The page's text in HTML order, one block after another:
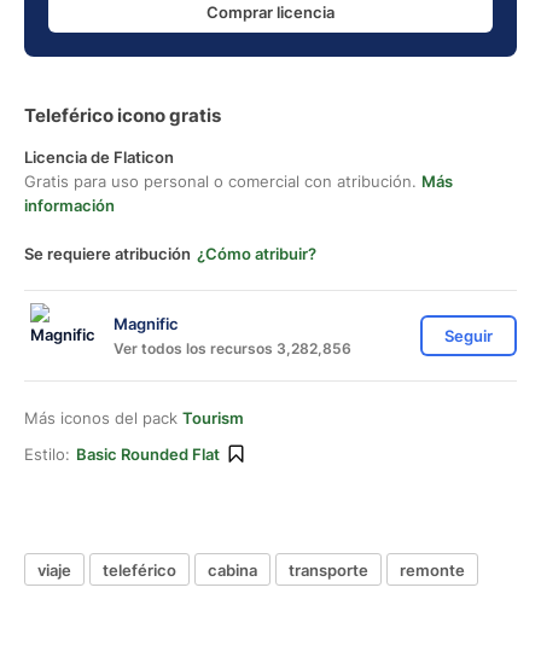
Comprar licencia
Teleférico icono gratis
Licencia de Flaticon
Gratis para uso personal o comercial con atribución. Más
información
Se requiere atribución ¿Cómo atribuir?
Magnific
Ver todos los recursos 3,282,856
Seguir
Más iconos del pack Tourism
Estilo: Basic Rounded Flat
viaje teleférico cabina transporte remonte